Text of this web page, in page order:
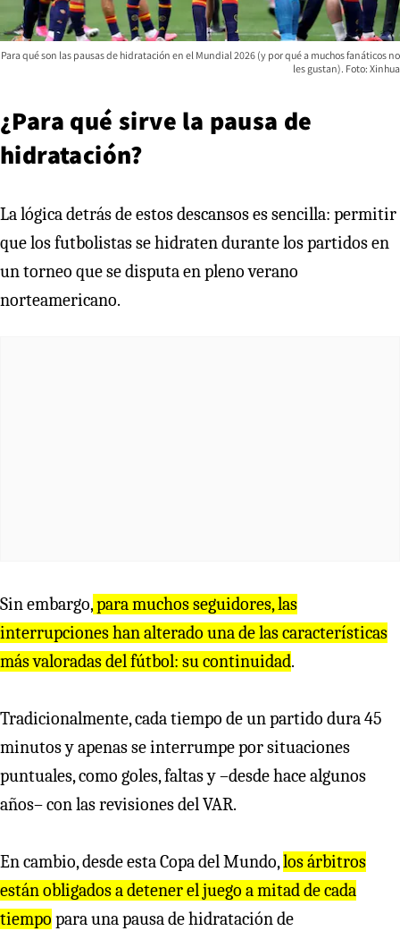
Para qué son las pausas de hidratación en el Mundial 2026 (y por qué a muchos fanáticos no
les gustan). Foto: Xinhua
¿Para qué sirve la pausa de
hidratación?
La lógica detrás de estos descansos es sencilla: permitir
que los futbolistas se hidraten durante los partidos en
un torneo que se disputa en pleno verano
norteamericano.
Sin embargo,para muchos seguidores, las
interrupciones han alterado una de las características
más valoradas del fútbol: su continuidad.
Tradicionalmente, cada tiempo de un partido dura 45
minutos y apenas se interrumpe por situaciones
puntuales, como goles, faltas y –desde hace algunos
años– con las revisiones del VAR.
En cambio, desde esta Copa del Mundo,los árbitros
están obligados a detener el juego a mitad de cada
tiempo para una pausa de hidratación de